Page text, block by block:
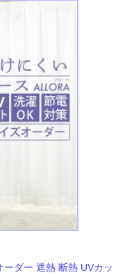
ダー 遮熱 断熱 UVカッ